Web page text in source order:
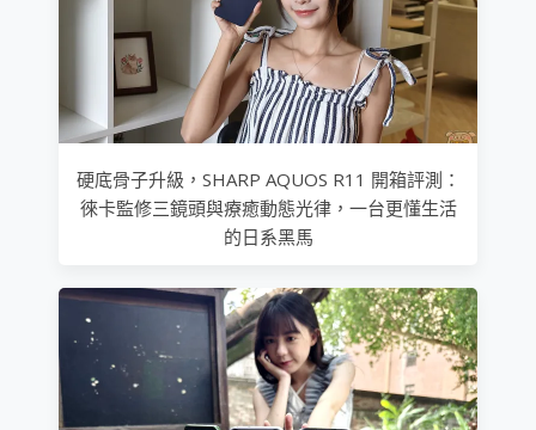
硬底骨子升級，SHARP AQUOS R11 開箱評測：
徠卡監修三鏡頭與療癒動態光律，一台更懂生活
的日系黑馬